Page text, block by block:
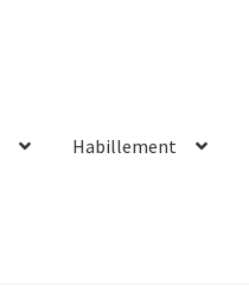
Habillement